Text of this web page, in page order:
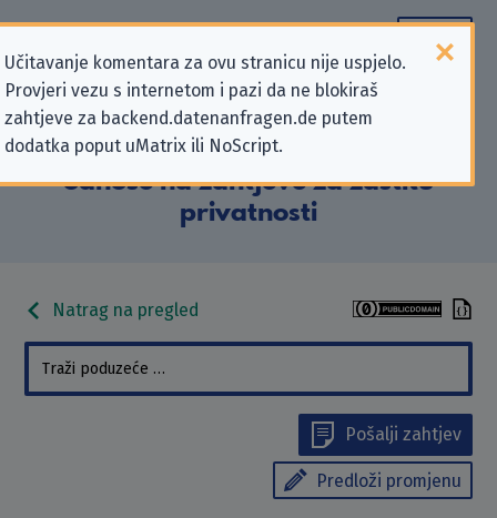
Učitavanje komentara za ovu stranicu nije uspjelo.
Provjeri vezu s internetom i pazi da ne blokiraš
zahtjeve za backend.datenanfragen.de putem
dodatka poput uMatrix ili NoScript.
Podaci kontakta „HanseMerkur
Versicherungsgruppe” koji se
odnose na zahtjeve za zaštitu
privatnosti
Natrag na pregled
Pošalji zahtjev
Predloži promjenu